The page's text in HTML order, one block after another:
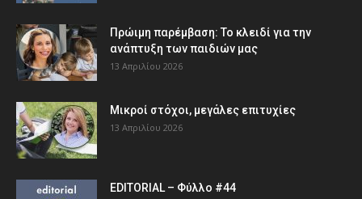
Πρώιμη παρέμβαση: Το κλειδί για την
ανάπτυξη των παιδιών µας
13 Απριλίου 2026
Μικροί στόχοι, μεγάλες επιτυχίες
13 Απριλίου 2026
EDITORIAL – Φύλλο #44